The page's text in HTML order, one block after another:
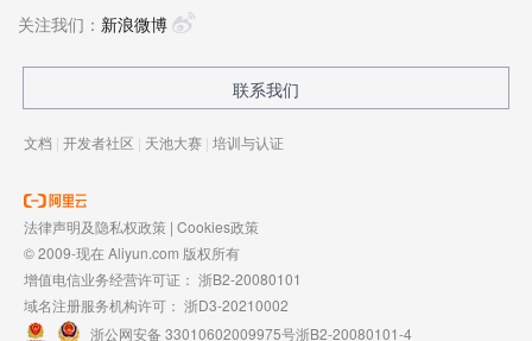
关注我们： 新浪微博
联系我们
文档 | 开发者社区 | 天池大赛 | 培训与认证
法律声明及隐私权政策 | Cookies政策
© 2009-现在 Aliyun.com 版权所有
增值电信业务经营许可证： 浙B2-20080101
域名注册服务机构许可： 浙D3-20210002
浙公网安备 33010602009975号浙B2-20080101-4